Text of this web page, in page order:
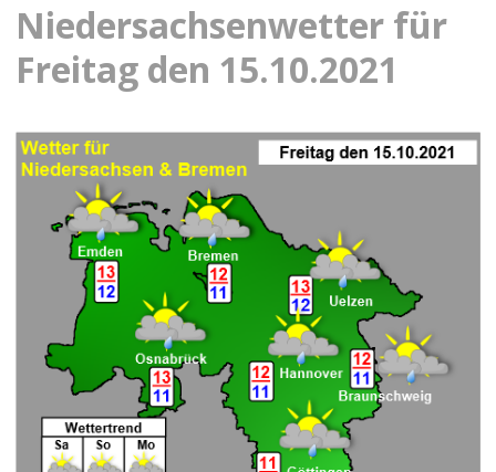
Niedersachsenwetter für
Freitag den 15.10.2021